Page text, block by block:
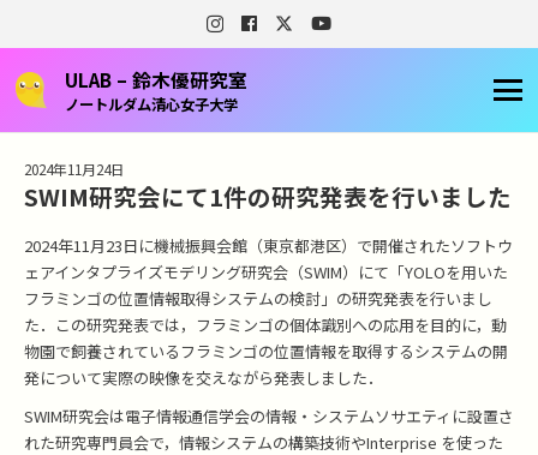
ULAB – 鈴木優研究室
ノートルダム清心女子大学
2024年11月24日
SWIM研究会にて1件の研究発表を行いました
2024年11月23日に機械振興会館（東京都港区）で開催されたソフトウ
ェアインタプライズモデリング研究会（SWIM）にて「YOLOを用いた
フラミンゴの位置情報取得システムの検討」の研究発表を行いまし
た．この研究発表では，フラミンゴの個体識別への応用を目的に，動
物園で飼養されているフラミンゴの位置情報を取得するシステムの開
発について実際の映像を交えながら発表しました．
SWIM研究会は電子情報通信学会の情報・システムソサエティに設置さ
れた研究専門員会で，情報システムの構築技術やInterprise を使った